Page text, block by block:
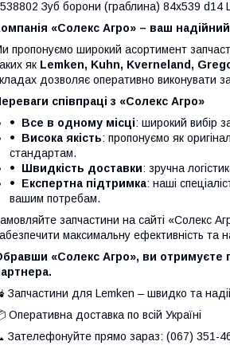
Зуб борони (граблина) 84х539 d14
«Солекс Агро» – ваш
пропонуємо широкий асортимент
як Lemken, Kuhn, Kverneland,
дозволяє оперативно виконувати
співпраці з «Солекс Агро»
Все в одному місці: широкий вибір
Висока якість: пропонуємо як
стандартам.
Швидкість доставки: зручна
Експертна підтримка: наші
вашим потребам.
запчастини на сайті «Солекс
максимальну ефективність та
«Солекс Агро», ви отримуєте
Запчастини для Lemken – швидко та
Оперативна доставка по всій Україні
Зателефонуйте прямо зараз: (067) 351-